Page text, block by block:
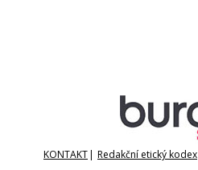
KONTAKT| Redakční etický kodex